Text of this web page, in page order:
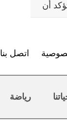
أن
اتصل بنا
رياضة